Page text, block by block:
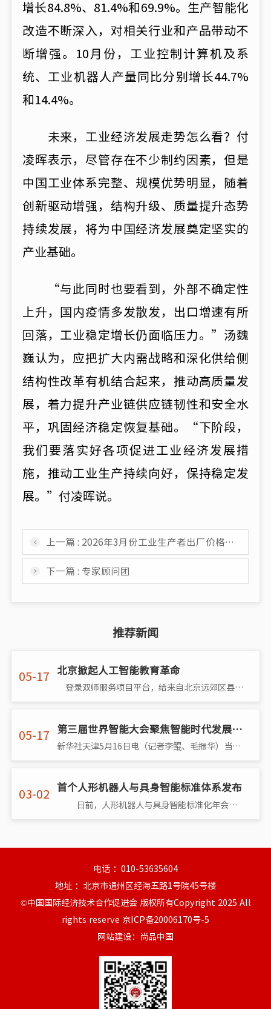
增长84.8%、81.4%和69.9%。生产智能化
改造不断深入，对相关行业和产品带动不
断增强。10月份，工业控制计算机及系
统、工业机器人产量同比分别增长44.7%
和14.4%。
未来，工业经济发展走势怎么看？付
凌晖表示，尽管存在不少制约因素，但是
中国工业体系完整、规模优势明显，随着
创新驱动增强，结构升级、质量提升态势
持续发展，将为中国经济发展奠定坚实的
产业基础。
“与此同时也要看到，外部不确定性
上升，国内疫情多发散发，出口增速有所
回落，工业稳定增长仍面临压力。”汤魏
巍认为，应把扩大内需战略和深化供给侧
结构性改革有机结合起来，推动高质量发
展，着力提升产业链供应链韧性和安全水
平，巩固经济稳定恢复基础。“下阶段，
我们要落实好各项促进工业经济发展措
施，推动工业生产持续向好，保持稳定发
展。”付凌晖说。
上一篇 : 2026年3月份工业生产者出厂价格同比由降转涨 环比涨幅扩大
下一篇 : 专家顾问团
推荐新闻
05-17 北京掀起人工智能教育革命
登录双师服务项目平台，给来自北京远郊区县通州、怀柔、平谷、延庆、密云和房山的学生进行一对一的在线免费辅导，已经成为北京市朝阳区区级�
05-17 第三届世界智能大会聚焦智能时代发展新机遇
新华社天津5月16日电（记者李鲲、毛振华）当来自英国的智能机器人泰坦“走上”舞台主持论坛时，一个全新的智能时代已展现在了第三届世界智
03-02 首个人形机器人与具身智能标准体系发布
日前，人形机器人与具身智能标准化年会在北京召开。会上发布了《人形机器人与具身智能标准体系（2026版）》（以下简称“�
电话 ：010-53635604
地址 ：北京市通州区经海五路1号院45号楼
©中国国际经济技术合作促进会 版权所有Copyright 2025 All
rights reserve 京ICP备20006170号-5
网站建设 ：尚品中国